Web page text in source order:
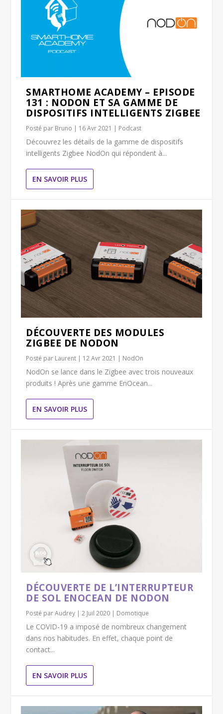
SMARTHOME ACADEMY – EPISODE
131 : NODON ET SA GAMME DE
DISPOSITIFS INTELLIGENTS ZIGBEE
Posté par Bruno | 16 Avr 2021 | Podcast
Découvrez les détails de la gamme de dispositifs
intelligents Zigbee NodOn qui répondent à...
EN SAVOIR PLUS
DÉCOUVERTE DES MODULES
ZIGBEE DE NODON
Posté par Laurent | 12 Avr 2021 | NodOn
NodOn se lance dans le Zigbee avec trois nouveaux
produits ! Après une gamme EnOcean...
EN SAVOIR PLUS
DÉCOUVERTE DE L’INTERRUPTEUR
DE SOL ENOCEAN DE NODON
Posté parAudrey |2 Juil 2020 | Domotique
Le COVID-19 a imposé de nombreux changement
dans nos habitudes. En effet, chaque point de
contact...
EN SAVOIR PLUS